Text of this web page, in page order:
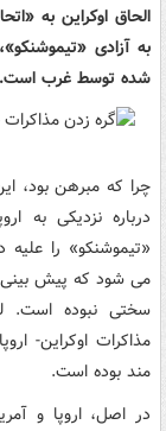
الحاق اوکراین به
به آزادی
شده توسط غرب است.
چرا که مبرهن بود،
درباره نزدیکی به
«تیموشنکو» را
می شود که پیش بینی
سختی نبوده است.
مذاکرات اوکراین-
مند بوده است.
در اصل، اروپا و